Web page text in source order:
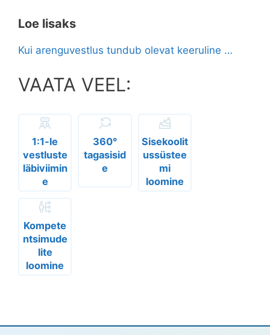
Loe lisaks
Kui arenguvestlus tundub olevat keeruline …
VAATA VEEL:
1:1-le
vestluste
läbiviimin
e
360°
tagasisid
e
Sisekoolit
ussüstee
mi
loomine
Kompete
ntsimude
lite
loomine